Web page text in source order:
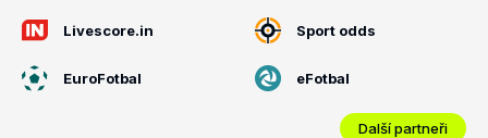
Livescore.in Sport odds
EuroFotbal eFotbal
Další partneři